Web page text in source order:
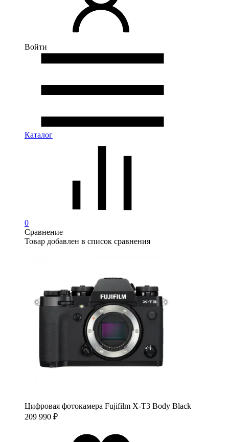
Войти
Каталог
0
Сравнение
Товар добавлен в список сравнения
Цифровая фотокамера Fujifilm X-T3 Body Black
209 990 ₽